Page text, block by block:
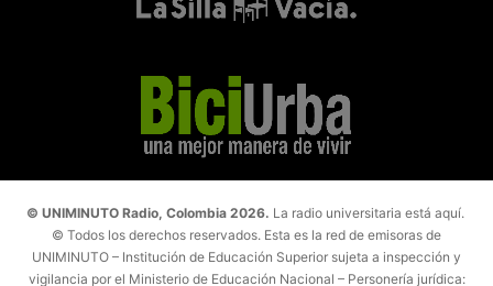
© UNIMINUTO Radio, Colombia 2026. La radio universitaria está aquí.
© Todos los derechos reservados. Esta es la red de emisoras de
UNIMINUTO – Institución de Educación Superior sujeta a inspección y
vigilancia por el Ministerio de Educación Nacional – Personería jurídica: